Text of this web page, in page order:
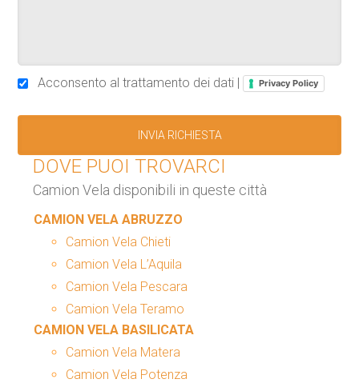
Acconsento al trattamento dei dati | Privacy Policy
DOVE PUOI TROVARCI
Camion Vela disponibili in queste città
CAMION VELA ABRUZZO
Camion Vela Chieti
Camion Vela L’Aquila
Camion Vela Pescara
Camion Vela Teramo
CAMION VELA BASILICATA
Camion Vela Matera
Camion Vela Potenza